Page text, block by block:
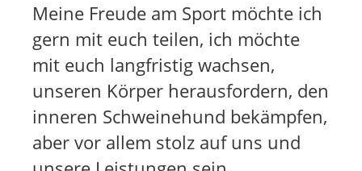
Meine Freude am Sport möchte ich
gern mit euch teilen, ich möchte
mit euch langfristig wachsen,
unseren Körper herausfordern, den
inneren Schweinehund bekämpfen,
aber vor allem stolz auf uns und